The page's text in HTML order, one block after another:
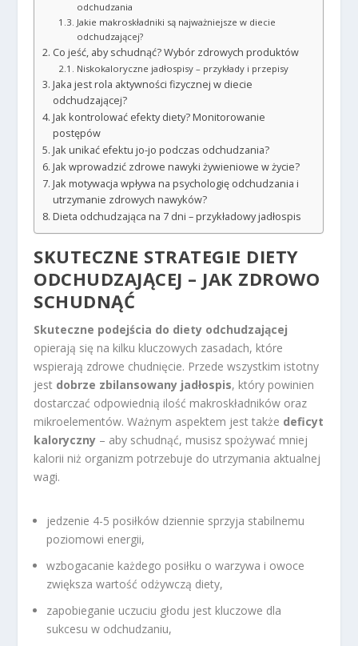
odchudzania
Jakie makroskładniki są najważniejsze w diecie
odchudzającej?
Co jeść, aby schudnąć? Wybór zdrowych produktów
Niskokaloryczne jadłospisy – przykłady i przepisy
Jaka jest rola aktywności fizycznej w diecie
odchudzającej?
Jak kontrolować efekty diety? Monitorowanie
postępów
Jak unikać efektu jo-jo podczas odchudzania?
Jak wprowadzić zdrowe nawyki żywieniowe w życie?
Jak motywacja wpływa na psychologię odchudzania i
utrzymanie zdrowych nawyków?
Dieta odchudzająca na 7 dni – przykładowy jadłospis
SKUTECZNE STRATEGIE DIETY
ODCHUDZAJĄCEJ – JAK ZDROWO
SCHUDNĄĆ
Skuteczne podejścia do diety odchudzającej
opierają się na kilku kluczowych zasadach, które
wspierają zdrowe chudnięcie. Przede wszystkim istotny
jest dobrze zbilansowany jadłospis, który powinien
dostarczać odpowiednią ilość makroskładników oraz
mikroelementów. Ważnym aspektem jest także deficyt
kaloryczny – aby schudnąć, musisz spożywać mniej
kalorii niż organizm potrzebuje do utrzymania aktualnej
wagi.
jedzenie 4-5 posiłków dziennie sprzyja stabilnemu
poziomowi energii,
wzbogacanie każdego posiłku o warzywa i owoce
zwiększa wartość odżywczą diety,
zapobieganie uczuciu głodu jest kluczowe dla
sukcesu w odchudzaniu,